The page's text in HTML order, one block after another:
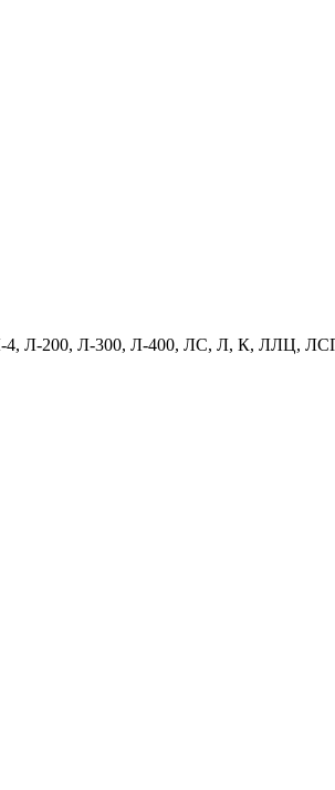
Л-200, Л-300, Л-400, ЛС, Л, К, ЛЛЦ,